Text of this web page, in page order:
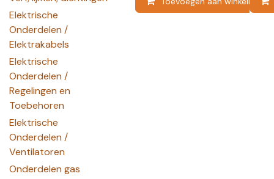
Elektrische
Onderdelen /
Elektrakabels
Elektrische
Onderdelen /
Regelingen en
Toebehoren
Elektrische
Onderdelen /
Ventilatoren
Onderdelen gas